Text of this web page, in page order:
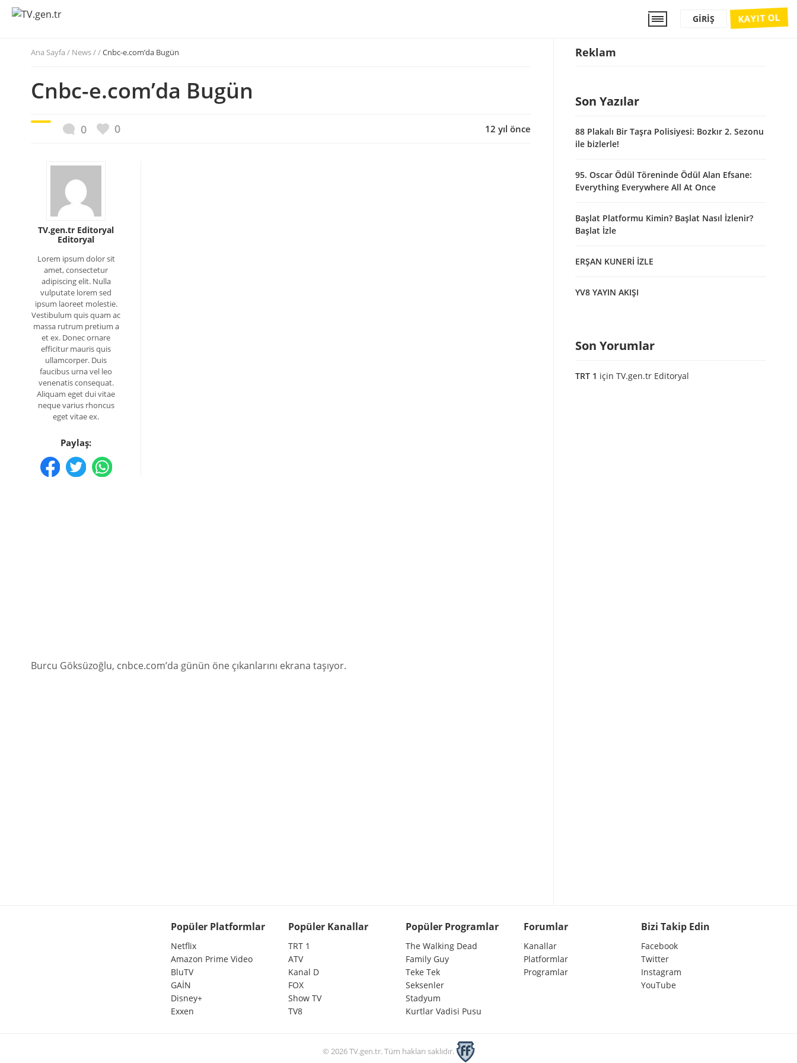
KAYIT OL
GIRIŞ
Ana Sayfa / News / /Cnbc-e.com’da Bugün
Cnbc-e.com’da Bugün
0 0 12 yıl önce
TV.gen.tr Editoryal
Editoryal
Lorem ipsum dolor sit
amet, consectetur
adipiscing elit. Nulla
vulputate lorem sed
ipsum laoreet molestie.
Vestibulum quis quam ac
massa rutrum pretium a
et ex. Donec ornare
efficitur mauris quis
ullamcorper. Duis
faucibus urna vel leo
venenatis consequat.
Aliquam eget dui vitae
neque varius rhoncus
eget vitae ex.
Paylaş:
Burcu Göksüzoğlu, cnbce.com’da günün öne çıkanlarını ekrana taşıyor.
Reklam
Son Yazılar
88 Plakalı Bir Taşra Polisiyesi: Bozkır 2. Sezonu
ile bizlerle!
95. Oscar Ödül Töreninde Ödül Alan Efsane:
Everything Everywhere All At Once
Başlat Platformu Kimin? Başlat Nasıl İzlenir?
Başlat İzle
ERŞAN KUNERİ İZLE
YV8 YAYIN AKIŞI
Son Yorumlar
TRT 1 için TV.gen.tr Editoryal
Popüler Platformlar
Netflix
Amazon Prime Video
BluTV
GAİN
Disney+
Exxen
Popüler Kanallar
TRT 1
ATV
Kanal D
FOX
Show TV
TV8
Popüler Programlar
The Walking Dead
Family Guy
Teke Tek
Seksenler
Stadyum
Kurtlar Vadisi Pusu
Forumlar
Kanallar
Platformlar
Programlar
Bizi Takip Edin
Facebook
Twitter
Instagram
YouTube
© 2026 TV.gen.tr. Tüm hakları saklıdır.